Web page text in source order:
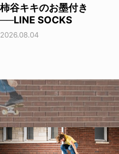
柿谷キキのお墨付き
──LINE SOCKS
2026.08.04